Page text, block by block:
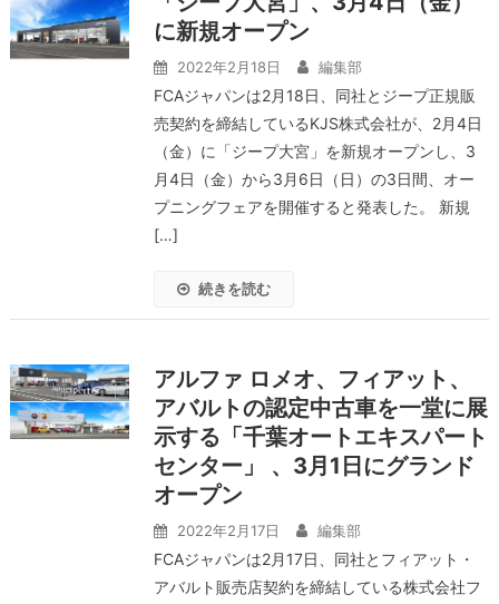
に新規オープン
2022年2月18日 編集部
FCAジャパンは2月18日、同社とジープ正規販
売契約を締結しているKJS株式会社が、2⽉4⽇
（金）に「ジープ大宮」を新規オープンし、3
月4日（金）から3月6日（日）の3⽇間、オー
プニングフェアを開催すると発表した。 新規
[…]
続きを読む
アルファ ロメオ、フィアット、
アバルトの認定中古車を一堂に展
示する「千葉オートエキスパート
センター」 、3月1日にグランド
オープン
2022年2月17日 編集部
FCAジャパンは2月17日、同社とフィアット・
アバルト販売店契約を締結している株式会社フ